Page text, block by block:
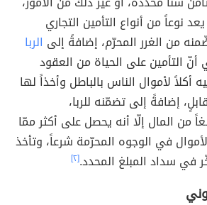
نوعاً من أنواع التأمين التجاري
من الغرر المحرّم، إضافةً إلى الربا
أنّ التأمين على الحياة من العقود
أكلاً لأموال الناس بالباطل وأخذاً لها
إضافةً إلى تضمّنه للربا،
من المال إلّا أنه يحصل على أكثر ممّا
في الوجوه المحرّمة شرعاً، وتأخذ
في سداد المبلغ المحدد.[٢]